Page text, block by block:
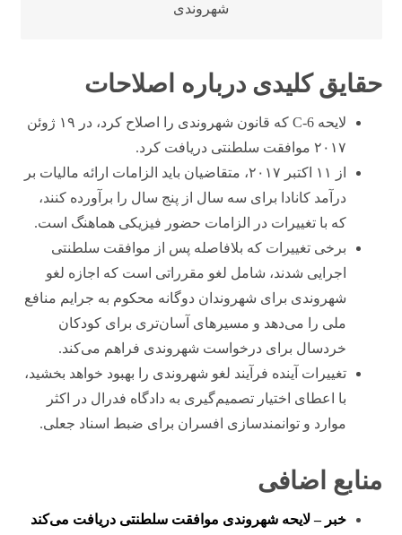
شهروندی
حقایق کلیدی درباره اصلاحات
لایحه C-6 که قانون شهروندی را اصلاح کرد، در ۱۹ ژوئن
۲۰۱۷ موافقت سلطنتی دریافت کرد.
از ۱۱ اکتبر ۲۰۱۷، متقاضیان باید الزامات ارائه مالیات بر
درآمد کانادا برای سه سال از پنج سال را برآورده کنند،
که با تغییرات در الزامات حضور فیزیکی هماهنگ است.
برخی تغییرات که بلافاصله پس از موافقت سلطنتی
اجرایی شدند، شامل لغو مقرراتی است که اجازه لغو
شهروندی برای شهروندان دوگانه محکوم به جرایم منافع
ملی را می‌دهد و مسیرهای آسان‌تری برای کودکان
خردسال برای درخواست شهروندی فراهم می‌کند.
تغییرات آینده فرآیند لغو شهروندی را بهبود خواهد بخشید،
با اعطای اختیار تصمیم‌گیری به دادگاه فدرال در اکثر
موارد و توانمندسازی افسران برای ضبط اسناد جعلی.
منابع اضافی
خبر – لایحه شهروندی موافقت سلطنتی دریافت می‌کند